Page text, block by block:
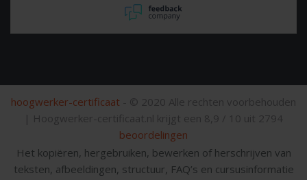
hoogwerker-certificaat - © 2020 Alle rechten voorbehouden
| Hoogwerker-certificaat.nl krijgt een 8,9 / 10 uit 2794
beoordelingen
Het kopiëren, hergebruiken, bewerken of herschrijven van
teksten, afbeeldingen, structuur, FAQ’s en cursusinformatie